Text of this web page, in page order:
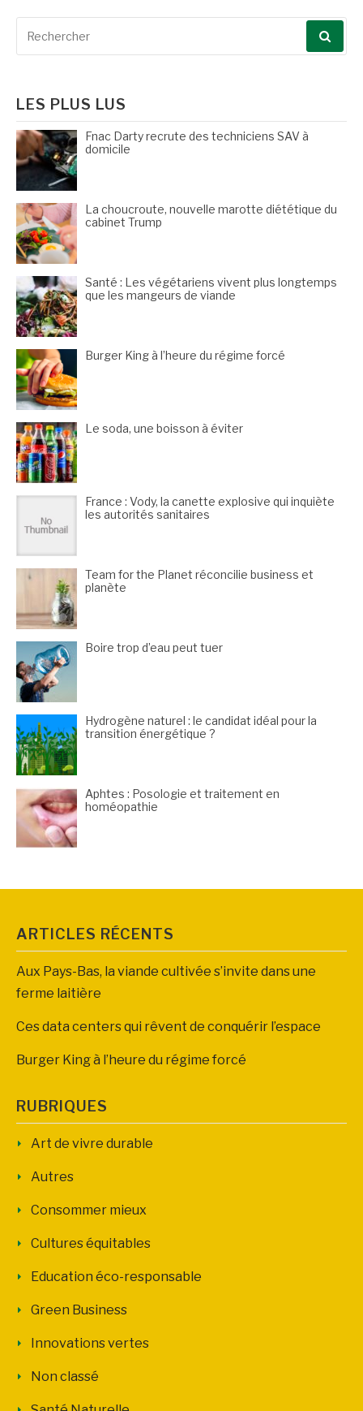
Recherche
LES PLUS LUS
Fnac Darty recrute des techniciens SAV à
domicile
La choucroute, nouvelle marotte diététique du
cabinet Trump
Santé : Les végétariens vivent plus longtemps
que les mangeurs de viande
Burger King à l’heure du régime forcé
Le soda, une boisson à éviter
France : Vody, la canette explosive qui inquiète
les autorités sanitaires
Team for the Planet réconcilie business et
planète
Boire trop d’eau peut tuer
Hydrogène naturel : le candidat idéal pour la
transition énergétique ?
Aphtes : Posologie et traitement en
homéopathie
ARTICLES RÉCENTS
Aux Pays-Bas, la viande cultivée s’invite dans une
ferme laitière
Ces data centers qui rêvent de conquérir l’espace
Burger King à l’heure du régime forcé
RUBRIQUES
Art de vivre durable
Autres
Consommer mieux
Cultures équitables
Education éco-responsable
Green Business
Innovations vertes
Non classé